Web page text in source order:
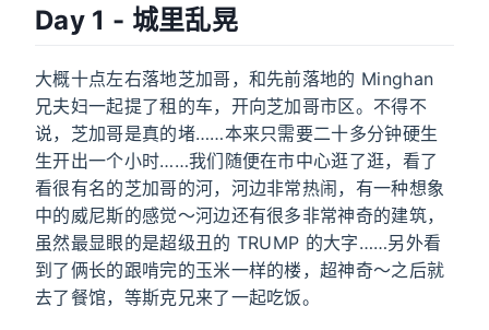
Day 1 - 城里乱晃
大概十点左右落地芝加哥，和先前落地的 Minghan
兄夫妇一起提了租的车，开向芝加哥市区。不得不
说，芝加哥是真的堵……本来只需要二十多分钟硬生
生开出一个小时……我们随便在市中心逛了逛，看了
看很有名的芝加哥的河，河边非常热闹，有一种想象
中的威尼斯的感觉～河边还有很多非常神奇的建筑，
虽然最显眼的是超级丑的 TRUMP 的大字……另外看
到了俩长的跟啃完的玉米一样的楼，超神奇～之后就
去了餐馆，等斯克兄来了一起吃饭。